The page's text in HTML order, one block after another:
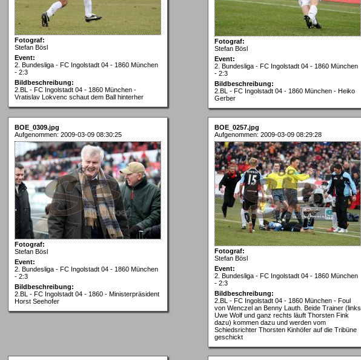
Fotograf:
Stefan Bösl
Event:
2. Bundesliga - FC Ingolstadt 04 - 1860 München
- 2:3
Bildbeschreibung:
2.BL - FC Ingolstadt 04 - 1860 München -
Vratislav Lokvenc schaut dem Ball hinterher
Fotograf:
Stefan Bösl
Event:
2. Bundesliga - FC Ingolstadt 04 - 1860 München
- 2:3
Bildbeschreibung:
2.BL - FC Ingolstadt 04 - 1860 München - Heiko
Gerber
BOE_0309.jpg
Aufgenommen: 2009-03-09 08:30:25
Fotograf:
Stefan Bösl
Event:
2. Bundesliga - FC Ingolstadt 04 - 1860 München
- 2:3
Bildbeschreibung:
2.BL - FC Ingolstadt 04 - 1860 - Ministerpräsident
Horst Seehofer
BOE_0257.jpg
Aufgenommen: 2009-03-09 08:29:28
Fotograf:
Stefan Bösl
Event:
2. Bundesliga - FC Ingolstadt 04 - 1860 München
- 2:3
Bildbeschreibung:
2.BL - FC Ingolstadt 04 - 1860 München - Foul
von Wenczel an Benny Lauth. Beide Trainer (links
Uwe Wolf und ganz rechts läuft Thorsten Fink
dazu) kommen dazu und werden vom
Schiedsrichter Thorsten Kinhöfer auf die Tribüne
geschickt